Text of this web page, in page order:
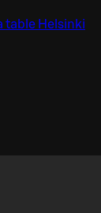
table Helsinki